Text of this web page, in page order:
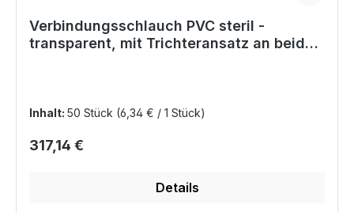
Verbindungsschlauch PVC steril -
transparent, mit Trichteransatz an beiden
Inhalt: 50 Stück (6,34 € / 1 Stück)
Regulärer Preis:
317,14 €
Details